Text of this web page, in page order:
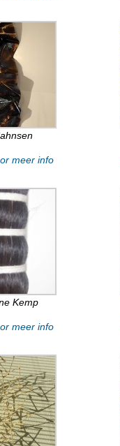
meer info
Kemp
meer info